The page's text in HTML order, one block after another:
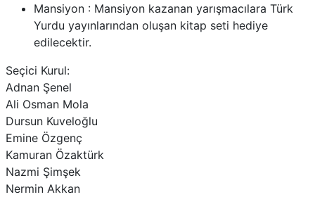
Mansiyon : Mansiyon kazanan yarışmacılara Türk
Yurdu yayınlarından oluşan kitap seti hediye
edilecektir.
Seçici Kurul:
Adnan Şenel
Ali Osman Mola
Dursun Kuveloğlu
Emine Özgenç
Kamuran Özaktürk
Nazmi Şimşek
Nermin Akkan